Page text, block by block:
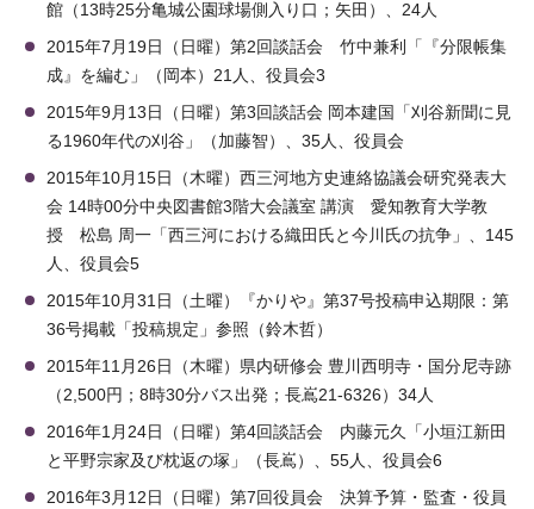
館（13時25分亀城公園球場側入り口；矢田）、24人
2015年7月19日（日曜）第2回談話会 竹中兼利「『分限帳集
成』を編む」（岡本）21人、役員会3
2015年9月13日（日曜）第3回談話会 岡本建国「刈谷新聞に見
る1960年代の刈谷」（加藤智）、35人、役員会
2015年10月15日（木曜）西三河地方史連絡協議会研究発表大
会 14時00分中央図書館3階大会議室 講演 愛知教育大学教
授 松島 周一「西三河における織田氏と今川氏の抗争」、145
人、役員会5
2015年10月31日（土曜）『かりや』第37号投稿申込期限：第
36号掲載「投稿規定」参照（鈴木哲）
2015年11月26日（木曜）県内研修会 豊川西明寺・国分尼寺跡
（2,500円；8時30分バス出発；長嶌21-6326）34人
2016年1月24日（日曜）第4回談話会 内藤元久「小垣江新田
と平野宗家及び枕返の塚」（長嶌）、55人、役員会6
2016年3月12日（日曜）第7回役員会 決算予算・監査・役員